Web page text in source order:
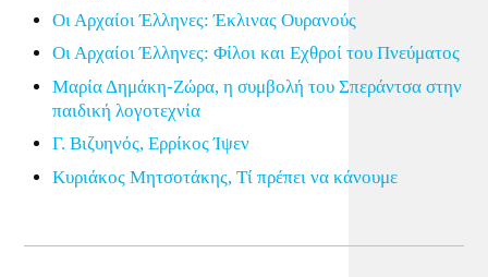
Οι Αρχαίοι Έλληνες: Έκλινας Ουρανούς
Οι Αρχαίοι Έλληνες: Φίλοι και Εχθροί του Πνεύματος
Μαρία Δημάκη-Ζώρα, η συμβολή του Σπεράντσα στην
παιδική λογοτεχνία
Γ. Βιζυηνός, Ερρίκος Ίψεν
Κυριάκος Μητσοτάκης, Τί πρέπει να κάνουμε